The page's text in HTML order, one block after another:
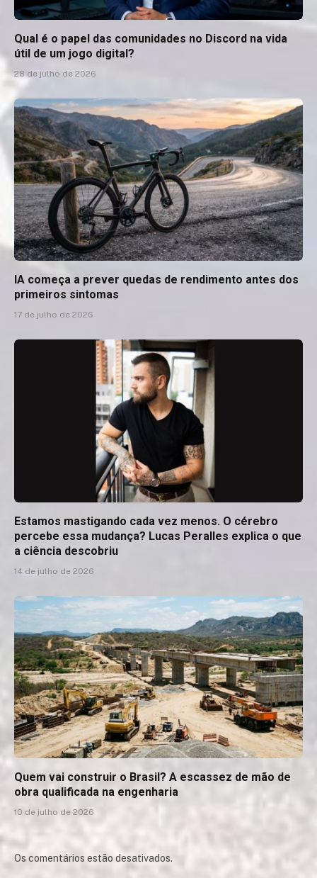
Qual é o papel das comunidades no Discord na vida
útil de um jogo digital?
28 de julho de 2026
IA começa a prever quedas de rendimento antes dos
primeiros sintomas
17 de julho de 2026
Estamos mastigando cada vez menos. O cérebro
percebe essa mudança? Lucas Peralles explica o que
a ciência descobriu
14 de julho de 2026
Quem vai construir o Brasil? A escassez de mão de
obra qualificada na engenharia
10 de julho de 2026
Os comentários estão desativados.